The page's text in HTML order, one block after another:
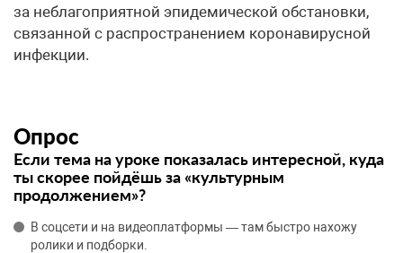
за неблагоприятной эпидемической обстановки,
связанной с распространением коронавирусной
инфекции.
Опрос
Если тема на уроке показалась интересной, куда
ты скорее пойдёшь за «культурным
продолжением»?
В соцсети и на видеоплатформы — там быстро нахожу
ролики и подборки.